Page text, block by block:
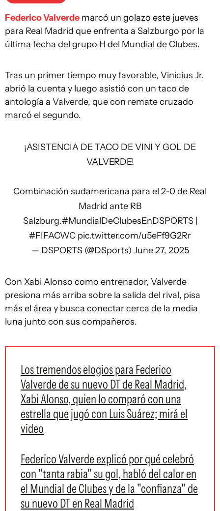
Federico Valverde marcó un golazo este jueves
para Real Madrid que enfrenta a Salzburgo por la
última fecha del grupo H del Mundial de Clubes.
Tras un primer tiempo muy favorable, Vinicius Jr.
abrió la cuenta y luego asistió con un taco de
antología a Valverde, que con remate cruzado
marcó el segundo.
¡ASISTENCIA DE TACO DE VINI Y GOL DE
VALVERDE!
Combinación sudamericana para el 2-0 de Real
Madrid ante RB
Salzburg.#MundialDeClubesEnDSPORTS|
#FIFACWC pic.twitter.com/u5eFf9G2Rr
— DSPORTS (@DSports) June 27, 2025
Con Xabi Alonso como entrenador, Valverde
presiona más arriba sobre la salida del rival, pisa
más el área y busca conectar cerca de la media
luna junto con sus compañeros.
Los tremendos elogios para Federico
Valverde de su nuevo DT de Real Madrid,
Xabi Alonso, quien lo comparó con una
estrella que jugó con Luis Suárez; mirá el
video
Federico Valverde explicó por qué celebró
con "tanta rabia" su gol, habló del calor en
el Mundial de Clubes y de la "confianza" de
su nuevo DT en Real Madrid